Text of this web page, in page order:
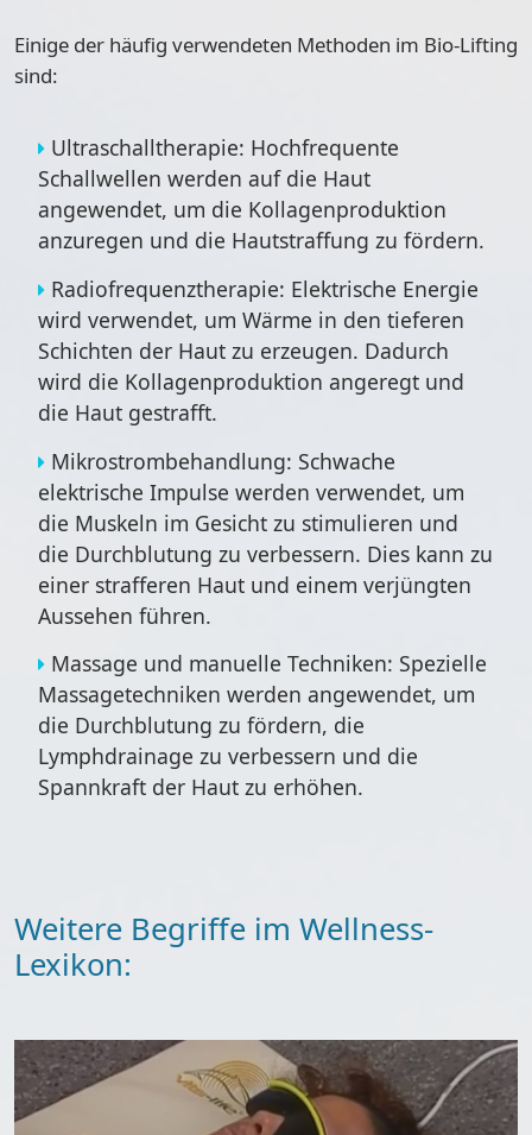
Einige der häufig verwendeten Methoden im Bio-Lifting
sind:
Ultraschalltherapie: Hochfrequente
Schallwellen werden auf die Haut
angewendet, um die Kollagenproduktion
anzuregen und die Hautstraffung zu fördern.
Radiofrequenztherapie: Elektrische Energie
wird verwendet, um Wärme in den tieferen
Schichten der Haut zu erzeugen. Dadurch
wird die Kollagenproduktion angeregt und
die Haut gestrafft.
Mikrostrombehandlung: Schwache
elektrische Impulse werden verwendet, um
die Muskeln im Gesicht zu stimulieren und
die Durchblutung zu verbessern. Dies kann zu
einer strafferen Haut und einem verjüngten
Aussehen führen.
Massage und manuelle Techniken: Spezielle
Massagetechniken werden angewendet, um
die Durchblutung zu fördern, die
Lymphdrainage zu verbessern und die
Spannkraft der Haut zu erhöhen.
Weitere Begriffe im Wellness-
Lexikon: